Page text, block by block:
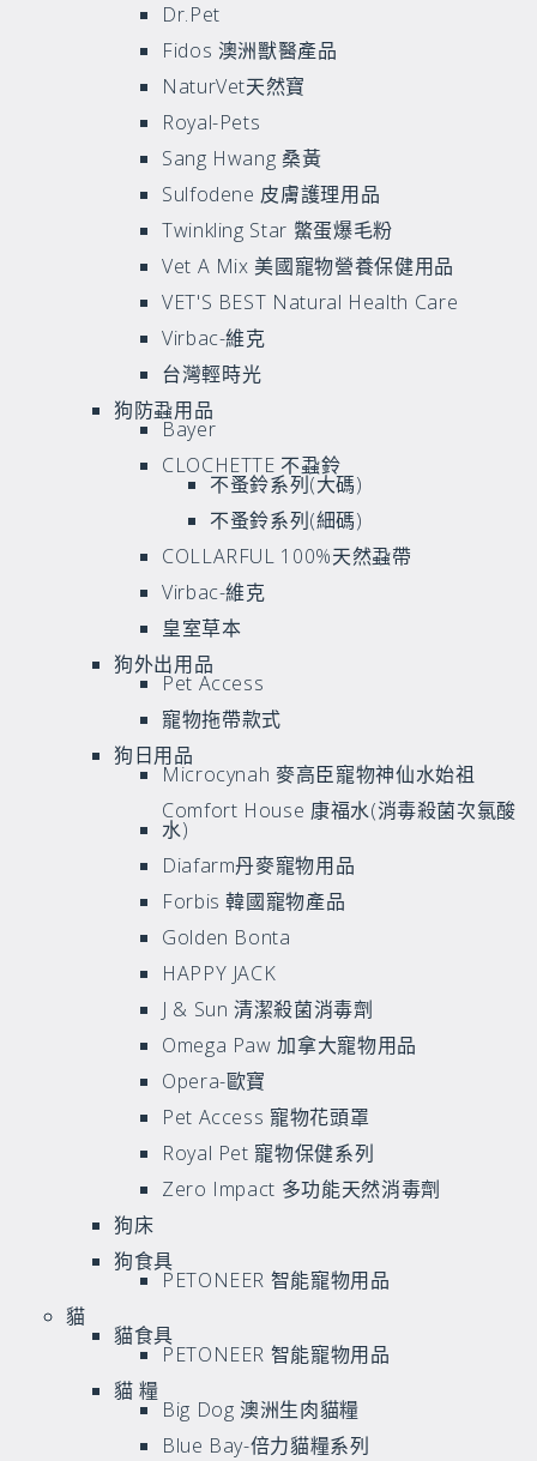
Dr.pet
Fidos 澳洲獸醫產品
NaturVet天然寶
Royal-Pets
Sang Hwang 桑黃
Sulfodene 皮膚護理用品
Twinkling Star 鱉蛋爆毛粉
Vet A Mix 美國寵物營養保健用品
VET'S BEST Natural Health Care
Virbac-維克
台灣輕時光
狗防蝨用品
Bayer
CLOCHETTE 不蝨鈴
不蚤鈴系列(大碼)
不蚤鈴系列(細碼)
COLLARFUL 100%天然蝨帶
Virbac-維克
皇室草本
狗外出用品
Pet Access
寵物拖帶款式
狗日用品
Microcynah 麥高臣寵物神仙水始祖
Comfort House 康福水(消毒殺菌次氯酸
水)
Diafarm丹麥寵物用品
Forbis 韓國寵物產品
Golden Bonta
HAPPY JACK
J & Sun 清潔殺菌消毒劑
Omega Paw 加拿大寵物用品
Opera-歐寶
Pet Access 寵物花頭罩
Royal Pet 寵物保健系列
Zero Impact 多功能天然消毒劑
狗床
狗食具
PETONEER 智能寵物用品
貓
貓食具
PETONEER 智能寵物用品
貓 糧
Big Dog 澳洲生肉貓糧
Blue Bay-倍力貓糧系列